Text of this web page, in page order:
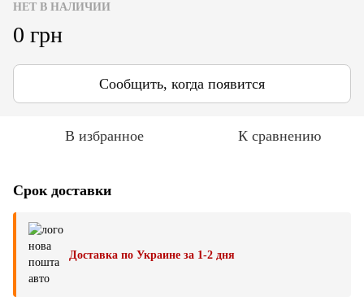
НЕТ В НАЛИЧИИ
0 грн
Сообщить, когда появится
В избранное К сравнению
Срок доставки
Доставка по Украине за 1-2 дня